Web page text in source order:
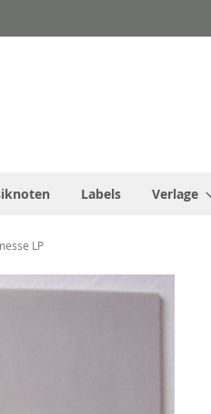
Labels Verlage
LP